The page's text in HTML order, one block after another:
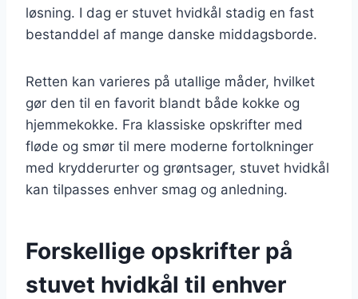
løsning. I dag er stuvet hvidkål stadig en fast
bestanddel af mange danske middagsborde.
Retten kan varieres på utallige måder, hvilket
gør den til en favorit blandt både kokke og
hjemmekokke. Fra klassiske opskrifter med
fløde og smør til mere moderne fortolkninger
med krydderurter og grøntsager, stuvet hvidkål
kan tilpasses enhver smag og anledning.
Forskellige opskrifter på
stuvet hvidkål til enhver